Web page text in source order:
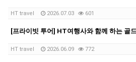
HT travel 2026.07.03 601
HT travel 2026.06.09 772